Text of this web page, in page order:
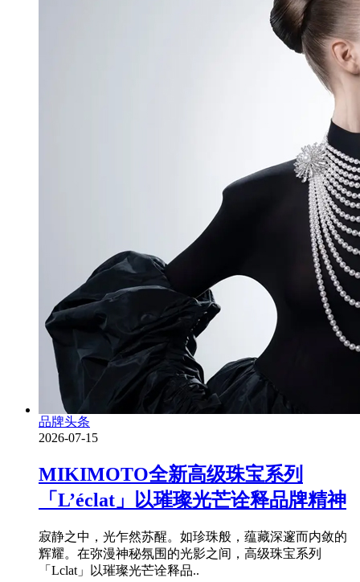
品牌头条
2026-07-15
MIKIMOTO全新高级珠宝系列
「L’éclat」以璀璨光芒诠释品牌精神
寂静之中，光乍然苏醒。如珍珠般，蕴藏深邃而内敛的
辉耀。在弥漫神秘氛围的光影之间，高级珠宝系列
「Lclat」以璀璨光芒诠释品..